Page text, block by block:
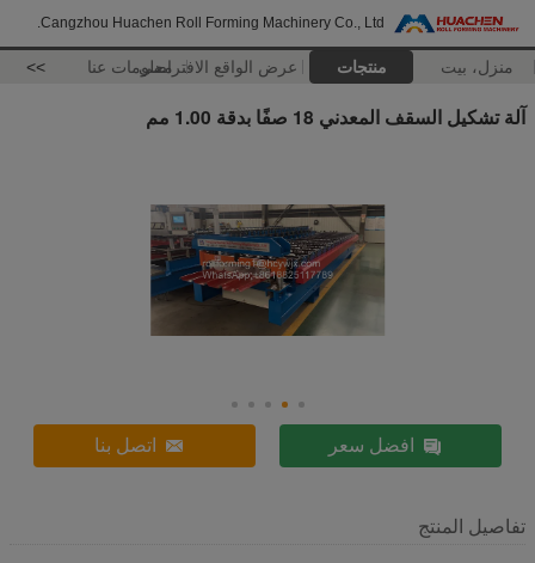
Cangzhou Huachen Roll Forming Machinery Co., Ltd.
منزل، بيت منتجات عرض الواقع الافتراضيمعلومات عنا >>
آلة تشكيل السقف المعدني 18 صفًا بدقة 1.00 مم
افضل سعر اتصل بنا
تفاصيل المنتج